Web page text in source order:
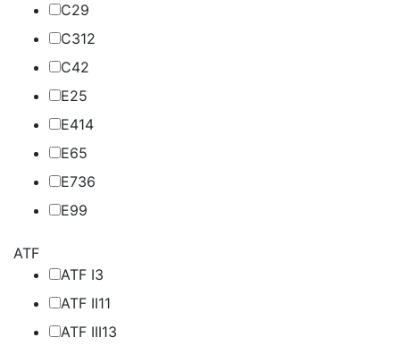
C29
C312
C42
E25
E414
E65
E736
E99
ATF
ATF I3
ATF II11
ATF III13